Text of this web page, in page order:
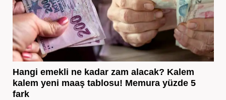
Hangi emekli ne kadar zam alacak? Kalem
kalem yeni maaş tablosu! Memura yüzde 5
fark